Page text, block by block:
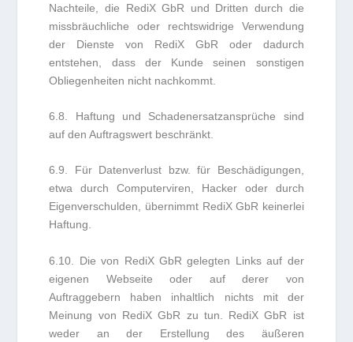
Nachteile, die RediX GbR und Dritten durch die
missbräuchliche oder rechtswidrige Verwendung
der Dienste von RediX GbR oder dadurch
entstehen, dass der Kunde seinen sonstigen
Obliegenheiten nicht nachkommt.
6.8. Haftung und Schadenersatzansprüche sind
auf den Auftragswert beschränkt.
6.9. Für Datenverlust bzw. für Beschädigungen,
etwa durch Computerviren, Hacker oder durch
Eigenverschulden, übernimmt RediX GbR keinerlei
Haftung.
6.10. Die von RediX GbR gelegten Links auf der
eigenen Webseite oder auf derer von
Auftraggebern haben inhaltlich nichts mit der
Meinung von RediX GbR zu tun. RediX GbR ist
weder an der Erstellung des äußeren